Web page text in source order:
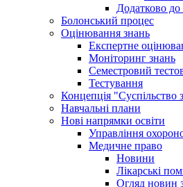
Додатково
Болонський процес
Оцінювання знань
Експертне
Моніторинг знань
Семестровий
Тестування
Концепція "Суспільство
Навчальні плани
Нові напрямки освіти
Управління
Медичне право
Новини
Лікарські
Огляд новин